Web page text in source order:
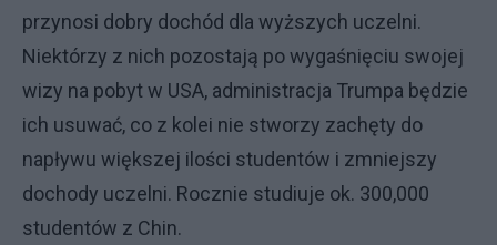
przynosi dobry dochód dla wyższych uczelni.
Niektórzy z nich pozostają po wygaśnięciu swojej
wizy na pobyt w USA, administracja Trumpa będzie
ich usuwać, co z kolei nie stworzy zachęty do
napływu większej ilości studentów i zmniejszy
dochody uczelni. Rocznie studiuje ok. 300,000
studentów z Chin.